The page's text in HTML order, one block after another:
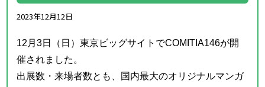
2023年12月12日
12月3日（日）東京ビッグサイトでCOMITIA146が開
催されました。
出展数・来場者数とも、国内最大のオリジナルマンガ